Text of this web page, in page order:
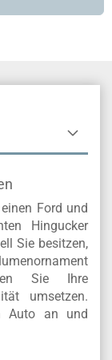
Ford und
Hingucker
Sie besitzen,
Sie Ihre
umsetzen.
Auto an und